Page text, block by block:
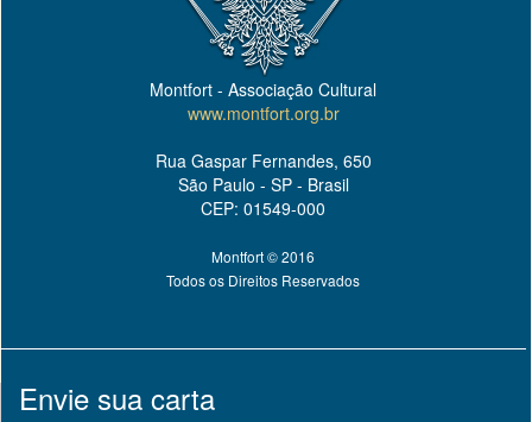
Montfort - Associação Cultural
www.montfort.org.br
Rua Gaspar Fernandes, 650
São Paulo - SP - Brasil
CEP: 01549-000
Montfort © 2016
Todos os Direitos Reservados
Envie sua carta